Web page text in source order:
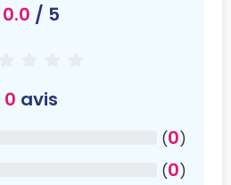
0.0 / 5
0 avis
(0)
(0)